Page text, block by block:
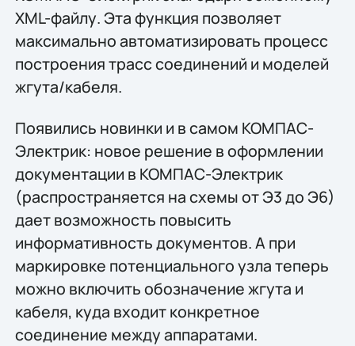
XML-файлу. Эта функция позволяет
максимально автоматизировать процесс
построения трасс соединений и моделей
жгута/кабеля.
Появились новинки и в самом КОМПАС-
Электрик: новое решение в оформлении
документации в КОМПАС-Электрик
(распространяется на схемы от Э3 до Э6)
дает возможность повысить
информативность документов. А при
маркировке потенциального узла теперь
можно включить обозначение жгута и
кабеля, куда входит конкретное
соединение между аппаратами.